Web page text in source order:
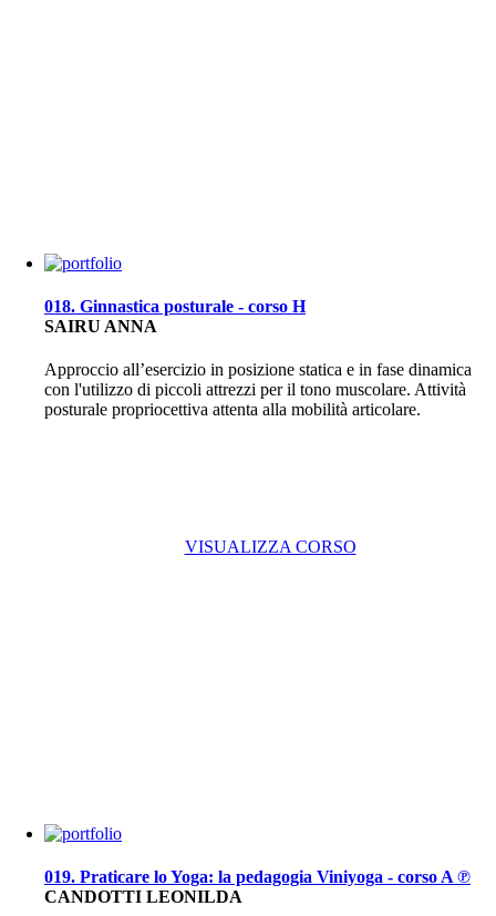
018. Ginnastica posturale - corso H
SAIRU ANNA
Approccio all’esercizio in posizione statica e in fase dinamica
con l'utilizzo di piccoli attrezzi per il tono muscolare. Attività
posturale propriocettiva attenta alla mobilità articolare.
VISUALIZZA CORSO
019. Praticare lo Yoga: la pedagogia Viniyoga - corso A ℗
CANDOTTI LEONILDA